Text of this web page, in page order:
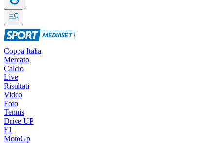
Coppa Italia
Mercato
Calcio
Live
Risultati
Video
Foto
Tennis
Drive UP
F1
MotoGp